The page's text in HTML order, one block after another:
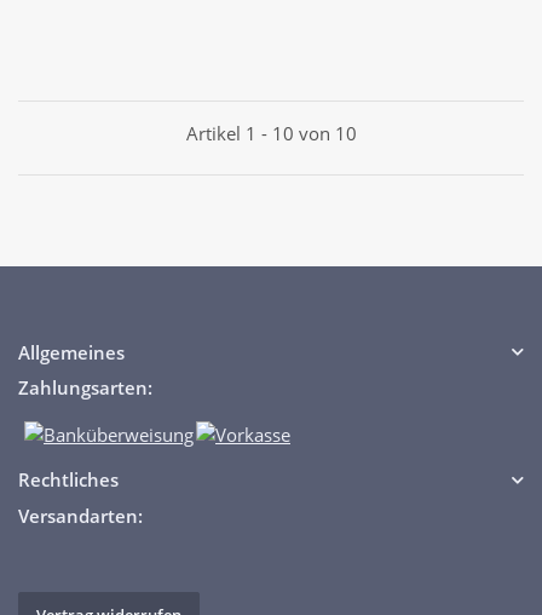
Artikel 1 - 10 von 10
Allgemeines
Zahlungsarten:
Rechtliches
Versandarten: